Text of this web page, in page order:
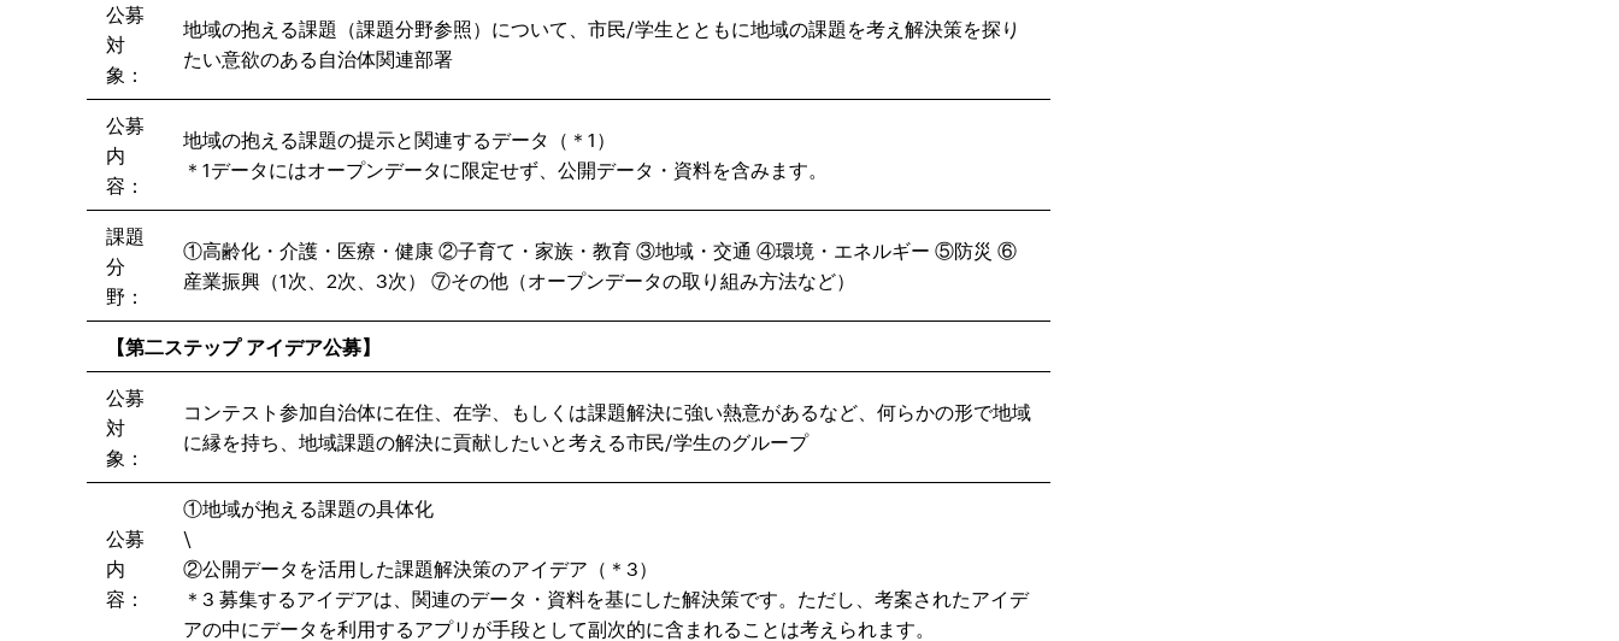
公募
対
象：
地域の抱える課題（課題分野参照）について、市民/学生とともに地域の課題を考え解決策を探り
たい意欲のある自治体関連部署
公募
内
容：
地域の抱える課題の提示と関連するデータ（＊1）
＊1データにはオープンデータに限定せず、公開データ・資料を含みます。
課題
分
野：
①高齢化・介護・医療・健康 ②子育て・家族・教育 ③地域・交通 ④環境・エネルギー ⑤防災 ⑥
産業振興（1次、2次、3次） ⑦その他（オープンデータの取り組み方法など）
【第二ステップ アイデア公募】
公募
対
象：
コンテスト参加自治体に在住、在学、もしくは課題解決に強い熱意があるなど、何らかの形で地域
に縁を持ち、地域課題の解決に貢献したいと考える市民/学生のグループ
公募
内
容：
①地域が抱える課題の具体化
\
②公開データを活用した課題解決策のアイデア（＊3）
＊3 募集するアイデアは、関連のデータ・資料を基にした解決策です。ただし、考案されたアイデ
アの中にデータを利用するアプリが手段として副次的に含まれることは考えられます。